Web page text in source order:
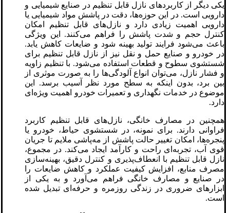
یکی دیگر از کاربردهای نازل قابل تنظیم در صنایع شیمیایی و
دارویی است. در این حوزه‌ها، دقت در پاشش مواد شیمیایی یا
دارویی اهمیت زیادی دارد و نازل‌های قابل تنظیم امکان
کنترل حجم و شدت پاشش را فراهم می‌کنند. این ویژگی
باعث می‌شود فرایند تولید بهینه شود و ضایعات کاهش یابد.
در خودرو و صنایع حمل و نقل نیز از نازل قابل تنظیم برای
شستشوی سطوح و قطعات استفاده می‌شود. با تنظیم زاویه
و فشار نازل، می‌توان انواع آلودگی‌ها را به صورت موثری از
بین برد، بدون اینکه به سطح مورد نظر آسیب برسد. این
موضوع در خدمات نگهداری و تعمیرات خودرو اهمیت ویژه‌ای
دارد.
همچنین در مصارف خانگی، نازل‌های قابل تنظیم کاربرد
فراوانی دارند. برای نمونه، در شستشوی حیاط، خودرو یا
پنجره‌ها، امکان تغییر حالت پاشش از مه‌پاشی ملایم تا جریان
قوی آب، تجربه‌ای راحت و کارآمد ایجاد می‌کند. در مجموع،
نازل قابل تنظیم با انعطاف‌پذیری و کنترل دقیق، بهینه‌سازی
مصرف منابع، افزایش کیفیت عملکرد و کاهش ضایعات را
در صنایع و مصارف خانگی فراهم می‌آورد و به یکی از
ابزارهای ضروری در زندگی روزمره و حرفه‌ای تبدیل شده
است.